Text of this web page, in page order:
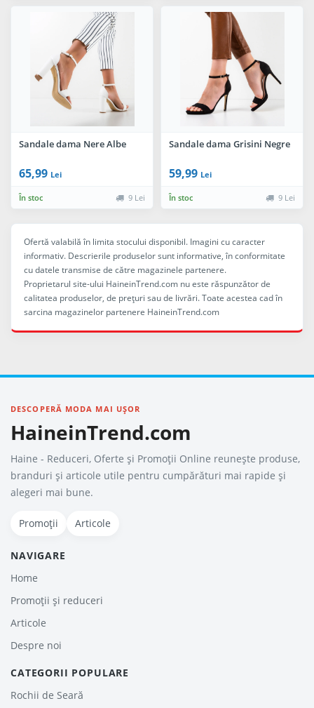
Sandale dama Nere Albe
65,99 Lei
În stoc 9 Lei
Sandale dama Grisini Negre
59,99 Lei
În stoc 9 Lei
Ofertă valabilă în limita stocului disponibil. Imagini cu caracter
informativ. Descrierile produselor sunt informative, în conformitate
cu datele transmise de către magazinele partenere.
Proprietarul site-ului HaineinTrend.com nu este răspunzător de
calitatea produselor, de preţuri sau de livrări. Toate acestea cad în
sarcina magazinelor partenere HaineinTrend.com
DESCOPERĂ MODA MAI UȘOR
HaineinTrend.com
Haine - Reduceri, Oferte şi Promoţii Online reunește produse,
branduri și articole utile pentru cumpărături mai rapide și
alegeri mai bune.
Promoții Articole
NAVIGARE
Home
Promoții și reduceri
Articole
Despre noi
CATEGORII POPULARE
Rochii de Seară